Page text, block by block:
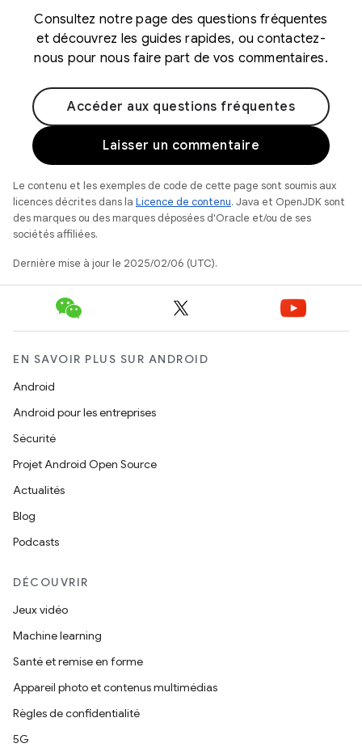
Consultez notre page des questions fréquentes
et découvrez les guides rapides, ou contactez-
nous pour nous faire part de vos commentaires.
Accéder aux questions fréquentes
Laisser un commentaire
Le contenu et les exemples de code de cette page sont soumis aux
licences décrites dans la Licence de contenu. Java et OpenJDK sont
des marques ou des marques déposées d'Oracle et/ou de ses
sociétés affiliées.
Dernière mise à jour le 2025/02/06 (UTC).
EN SAVOIR PLUS SUR ANDROID
Android
Android pour les entreprises
Sécurité
Projet Android Open Source
Actualités
Blog
Podcasts
DÉCOUVRIR
Jeux vidéo
Machine learning
Santé et remise en forme
Appareil photo et contenus multimédias
Règles de confidentialité
5G